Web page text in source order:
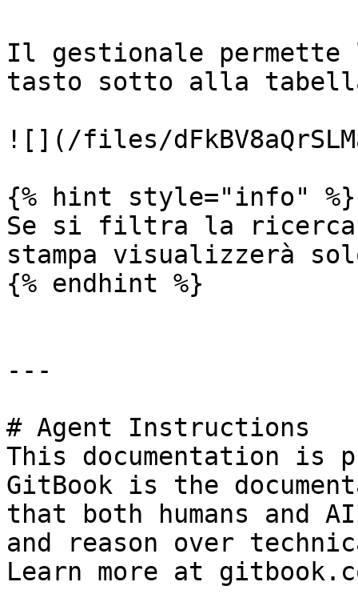
Il gestionale permette
tasto sotto alla
![](/files/
{% hint style="info" %}
Se si filtra la ricerca
stampa visualizzerà
{% endhint %}
---
# Agent Instructions
This documentation is
GitBook is the
that both humans and
and reason over
Learn more at